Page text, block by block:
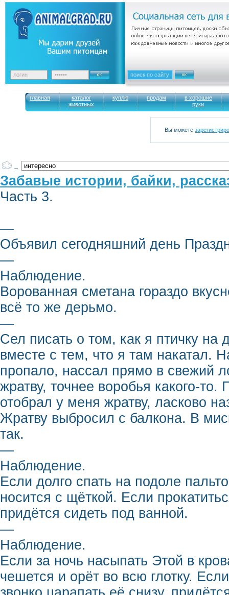
главная
каталог
животных
куплю продам
в хорошие
руки
Вы можете
→
Забавые истории, байки,
Часть 3.
—
Объявил сегодняшний день
—
Наблюдение.
Ворованная сметана гораздо
всё то же дерьмо.
—
Сел писать о том, как я птичку на
вместе с тем, что я там накатал.
пропало, нассал прямо в свежий
жратву, точнее воробья какого-
отобрал у меня жратву, ласково
Жратву выбросил с балкона. В
так.
—
Наблюдение.
Если долго спать на подоле
носится с щёткой. Если
придётся сидеть под ванной.
—
Наблюдение.
Если за ночь насыпать Этой в
чешется и орёт во всю глотку.